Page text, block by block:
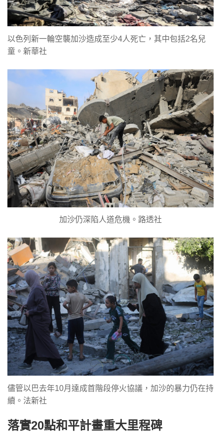
以色列新一輪空襲加沙造成至少4人死亡，其中包括2名兒
童。新華社
加沙仍深陷人道危機。路透社
儘管以巴去年10月達成首階段停火協議，加沙的暴力仍在持
續。法新社
落實20點和平計畫重大里程碑